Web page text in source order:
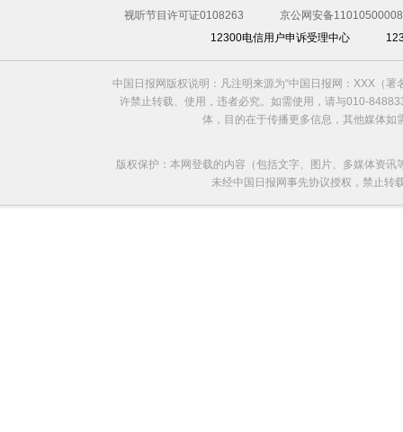
视听节目许可证0108263
京公网安备
12300电信用户申诉受理中心
中国日报网版权说明：凡注明来源为“中国日报网：XXX（
许禁止转载、使用，违者必究。如需使用，请与010-
体，目的在于传播更多信息，其他媒体
版权保护：本网登载的内容（包括文字、图片、多媒体资
未经中国日报网事先协议授权，禁止转